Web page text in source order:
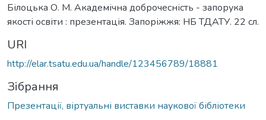
Білоцька О. М. Академічна доброчесність - запорука
якості освіти : презентація. Запоріжжя: НБ ТДАТУ. 22 сл.
URI
http://elar.tsatu.edu.ua/handle/123456789/18881
Зібрання
Презентації, віртуальні виставки наукової бібліотеки